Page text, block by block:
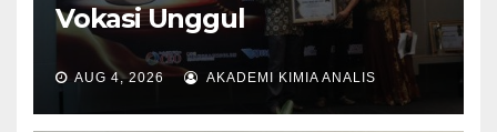
Vokasi Unggul
AUG 4, 2026 AKADEMI KIMIA ANALIS
BERITA HEADLINE UNCATEGORIZED